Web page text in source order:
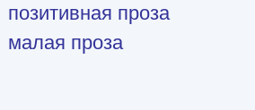
позитивная проза
малая проза